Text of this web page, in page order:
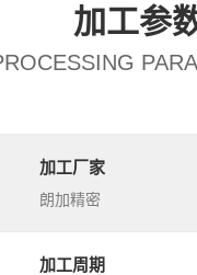
加工参
加工厂家
朗加精密
加工周期